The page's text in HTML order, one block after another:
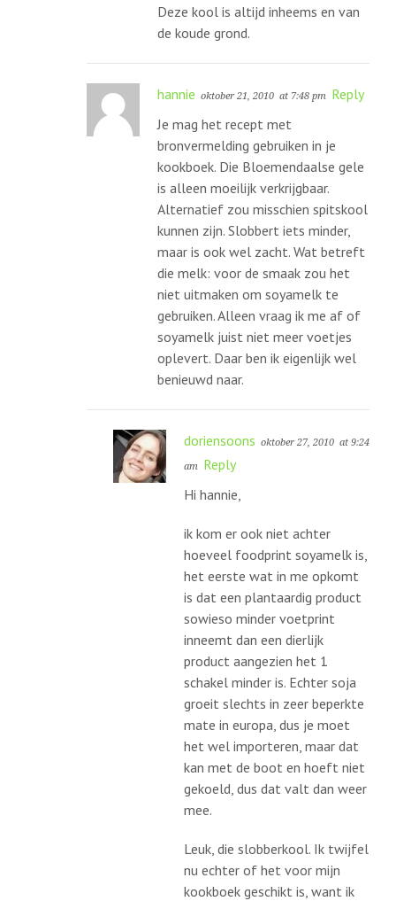
Deze kool is altijd inheems en van
de koude grond.
hannie oktober 21, 2010 at 7:48 pm Reply
Je mag het recept met
bronvermelding gebruiken in je
kookboek. Die Bloemendaalse gele
is alleen moeilijk verkrijgbaar.
Alternatief zou misschien spitskool
kunnen zijn. Slobbert iets minder,
maar is ook wel zacht. Wat betreft
die melk: voor de smaak zou het
niet uitmaken om soyamelk te
gebruiken. Alleen vraag ik me af of
soyamelk juist niet meer voetjes
oplevert. Daar ben ik eigenlijk wel
benieuwd naar.
doriensoons oktober 27, 2010 at 9:24
am Reply
Hi hannie,
ik kom er ook niet achter
hoeveel foodprint soyamelk is,
het eerste wat in me opkomt
is dat een plantaardig product
sowieso minder voetprint
inneemt dan een dierlijk
product aangezien het 1
schakel minder is. Echter soja
groeit slechts in zeer beperkte
mate in europa, dus je moet
het wel importeren, maar dat
kan met de boot en hoeft niet
gekoeld, dus dat valt dan weer
mee.
Leuk, die slobberkool. Ik twijfel
nu echter of het voor mijn
kookboek geschikt is, want ik